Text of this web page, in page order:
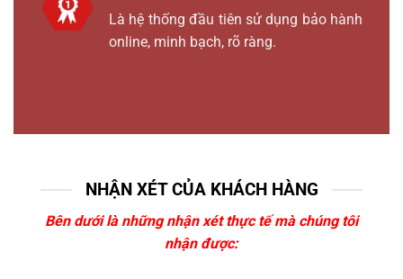
Là hệ thống đầu tiên sử dụng bảo hành
online, minh bạch, rõ ràng.
NHẬN XÉT CỦA KHÁCH HÀNG
Bên dưới là những nhận xét thực tế mà chúng tôi
nhận được: